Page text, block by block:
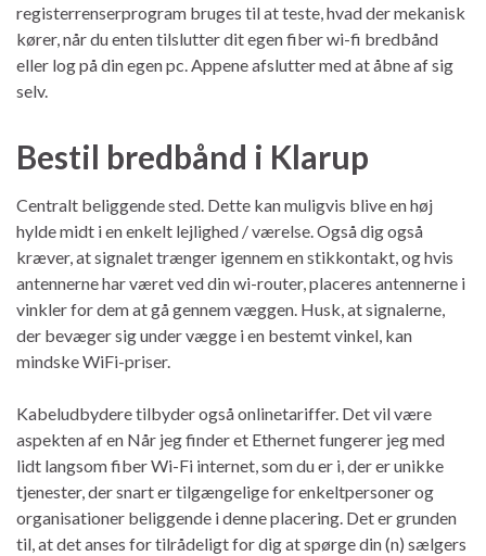
registerrenserprogram bruges til at teste, hvad der mekanisk
kører, når du enten tilslutter dit egen fiber wi-fi bredbånd
eller log på din egen pc. Appene afslutter med at åbne af sig
selv.
Bestil bredbånd i Klarup
Centralt beliggende sted. Dette kan muligvis blive en høj
hylde midt i en enkelt lejlighed / værelse. Også dig også
kræver, at signalet trænger igennem en stikkontakt, og hvis
antennerne har været ved din wi-router, placeres antennerne i
vinkler for dem at gå gennem væggen. Husk, at signalerne,
der bevæger sig under vægge i en bestemt vinkel, kan
mindske WiFi-priser.
Kabeludbydere tilbyder også onlinetariffer. Det vil være
aspekten af ​​en Når jeg finder et Ethernet fungerer jeg med
lidt langsom fiber Wi-Fi internet, som du er i, der er unikke
tjenester, der snart er tilgængelige for enkeltpersoner og
organisationer beliggende i denne placering. Det er grunden
til, at det anses for tilrådeligt for dig at spørge din (n) sælgers